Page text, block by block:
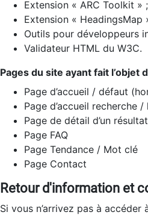
Extension « ARC Toolkit » ;
Extension « HeadingsMap
Outils pour développeurs
Validateur HTML du W3C.
Pages du site ayant fait
Page d’accueil / défaut
Page d’accueil recherche
Page de détail d’un résultat
Page FAQ
Page Tendance / Mot clé
Page Contact
Retour d'information et
Si vous n’arrivez pas à